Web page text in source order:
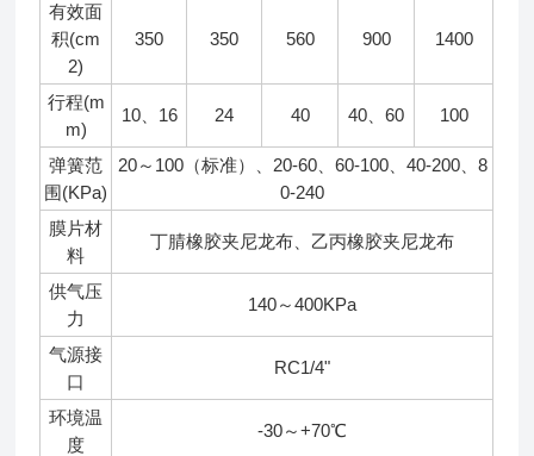
有效面
积(cm
2)
350 350 560 900 1400
行程(m
m)
10、16 24 40 40、60 100
弹簧范
围(KPa)
20～100（标准）、20-60、60-100、40-200、8
0-240
膜片材
料
丁腈橡胶夹尼龙布、乙丙橡胶夹尼龙布
供气压
力
140～400KPa
气源接
口
RC1/4"
环境温
度
-30～+70℃